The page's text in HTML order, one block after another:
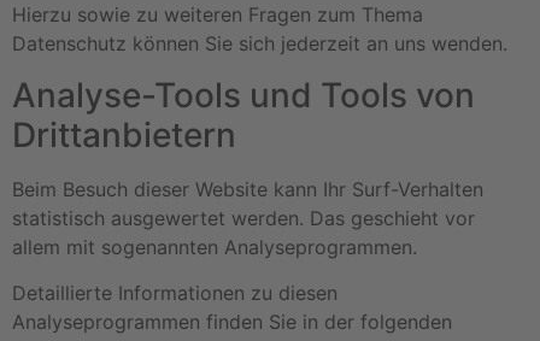
Hierzu sowie zu weiteren Fragen zum Thema
Datenschutz können Sie sich jederzeit an uns wenden.
Analyse-Tools und Tools von
Dritt­anbietern
Beim Besuch dieser Website kann Ihr Surf-Verhalten
statistisch ausgewertet werden. Das geschieht vor
allem mit sogenannten Analyseprogrammen.
Detaillierte Informationen zu diesen
Analyseprogrammen finden Sie in der folgenden